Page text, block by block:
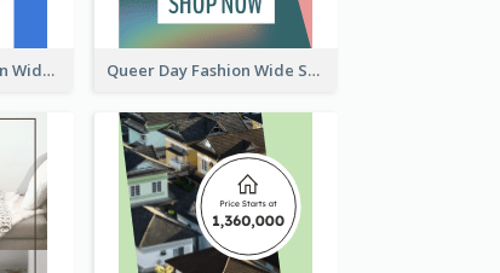
Summer Cosy Fashion Wide Skyscraper Banner Queer Day Fashion Wide Skyscraper Banner